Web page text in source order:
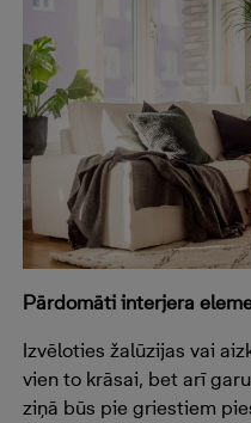
Pārdomāti interjera
Izvēloties žalūzijas vai
vien to krāsai, bet arī
ziņā būs pie griestiem